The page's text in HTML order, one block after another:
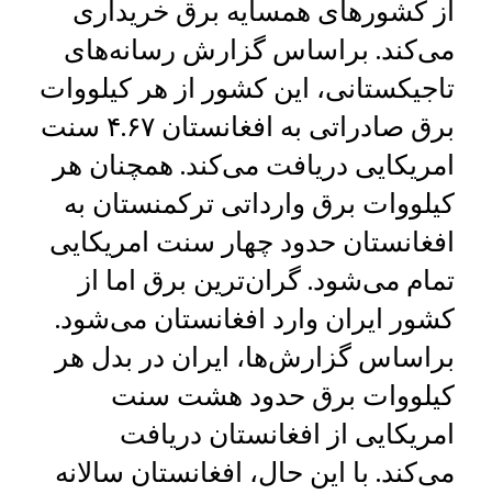
از کشورهای همسایه برق خریداری
می‌کند. براساس گزارش رسانه‌های
تاجیکستانی، این کشور از هر کیلووات
برق صادراتی به افغانستان ۴.۶۷ سنت
امریکایی دریافت می‌کند. همچنان هر
کیلووات برق وارداتی ترکمنستان به
افغانستان حدود چهار سنت امریکایی
تمام می‌شود. گران‌ترین برق اما از
کشور ایران وارد افغانستان می‌شود.
بر‌اساس گزارش‌ها، ایران در بدل هر
کیلووات برق حدود هشت سنت
امریکایی از افغانستان دریافت
می‌کند. با این حال، افغانستان سالانه